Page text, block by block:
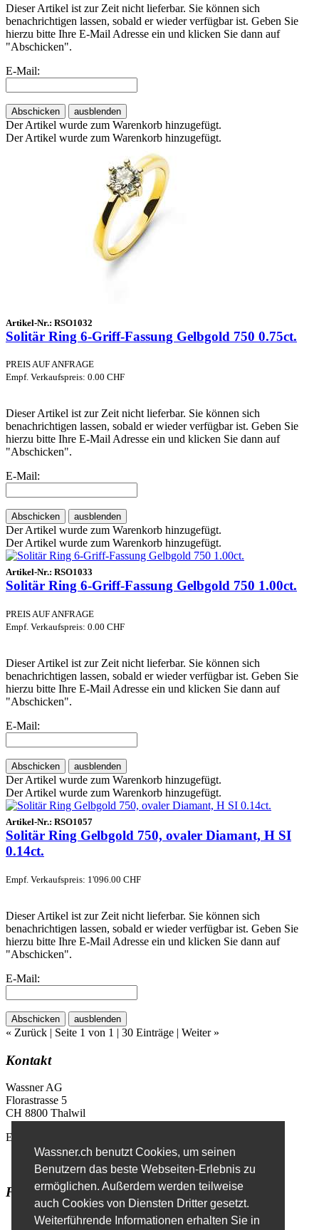
Wassner.ch benutzt Cookies, um seinen
Benutzern das beste Webseiten-Erlebnis zu
ermöglichen. Außerdem werden teilweise
auch Cookies von Diensten Dritter gesetzt.
Weiterführende Informationen erhalten Sie in
Dieser Artikel ist zur Zeit nicht lieferbar. Sie können sich
benachrichtigen lassen, sobald er wieder verfügbar ist. Geben Sie
hierzu bitte Ihre E-Mail Adresse ein und klicken Sie dann auf
"Abschicken".
E-Mail:
Abschicken ausblenden
Der Artikel wurde zum Warenkorb hinzugefügt.
Der Artikel wurde zum Warenkorb hinzugefügt.
Artikel-Nr.: RSO1032
Solitär Ring 6-Griff-Fassung Gelbgold 750 0.75ct.
PREIS AUF ANFRAGE
Empf. Verkaufspreis: 0.00 CHF
Dieser Artikel ist zur Zeit nicht lieferbar. Sie können sich
benachrichtigen lassen, sobald er wieder verfügbar ist. Geben Sie
hierzu bitte Ihre E-Mail Adresse ein und klicken Sie dann auf
"Abschicken".
E-Mail:
Abschicken ausblenden
Der Artikel wurde zum Warenkorb hinzugefügt.
Der Artikel wurde zum Warenkorb hinzugefügt.
Artikel-Nr.: RSO1033
Solitär Ring 6-Griff-Fassung Gelbgold 750 1.00ct.
PREIS AUF ANFRAGE
Empf. Verkaufspreis: 0.00 CHF
Dieser Artikel ist zur Zeit nicht lieferbar. Sie können sich
benachrichtigen lassen, sobald er wieder verfügbar ist. Geben Sie
hierzu bitte Ihre E-Mail Adresse ein und klicken Sie dann auf
"Abschicken".
E-Mail:
Abschicken ausblenden
Der Artikel wurde zum Warenkorb hinzugefügt.
Der Artikel wurde zum Warenkorb hinzugefügt.
Artikel-Nr.: RSO1057
Solitär Ring Gelbgold 750, ovaler Diamant, H SI
0.14ct.
Empf. Verkaufspreis: 1'096.00 CHF
Dieser Artikel ist zur Zeit nicht lieferbar. Sie können sich
benachrichtigen lassen, sobald er wieder verfügbar ist. Geben Sie
hierzu bitte Ihre E-Mail Adresse ein und klicken Sie dann auf
"Abschicken".
E-Mail:
Abschicken ausblenden
« Zurück | Seite 1 von 1 | 30 Einträge | Weiter »
Kontakt
Wassner AG
Florastrasse 5
CH 8800 Thalwil
E-Mail
Kontaktformular
Favoriten
Erweiterte Suche